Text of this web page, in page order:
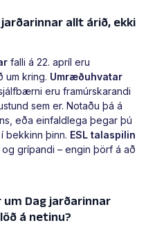
allt árið, ekki
falli á 22. apríl eru
um kring. Umræðuhvatar
eru framúrskarandi
sem er. Notaðu þá á
eða einfaldlega þegar þú
bekkinn þinn. ESL talaspilin
grípandi – engin þörf á að
Dag jarðarinnar
á netinu?